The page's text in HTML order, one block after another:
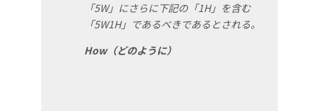
「5W」にさらに下記の「1H」を含む
「5W1H」であるべきであるとされる。
How（どのように）